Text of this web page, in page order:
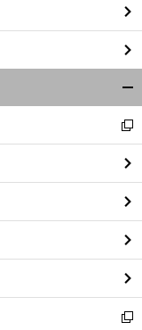
閉
る
新
し
い
ウ
ィ
ン
ド
ウ
で
開
く
新